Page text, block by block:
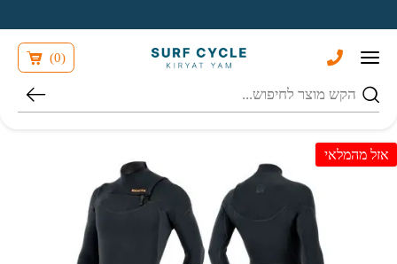
חיפוש
(
0
)
אזל מהמלאי